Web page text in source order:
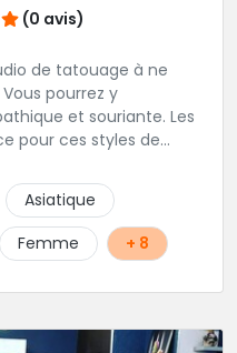
(0 avis)
de tatouage à ne
pourrez y
pour ces styles de
Asiatique
Femme + 8